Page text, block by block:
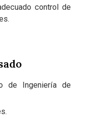
control de
de Ingeniería de